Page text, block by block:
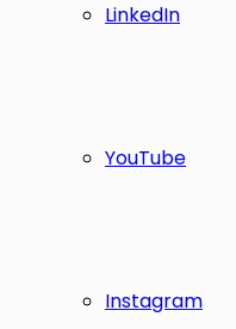
LinkedIn
YouTube
Instagram